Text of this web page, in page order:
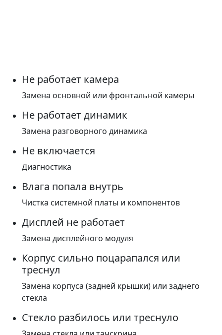
Не работает камера
Замена основной или фронтальной камеры
Не работает динамик
Замена разговорного динамика
Не включается
Диагностика
Влага попала внутрь
Чистка системной платы и компонентов
Дисплей не работает
Замена дисплейного модуля
Корпус сильно поцарапался или
треснул
Замена корпуса (задней крышки) или заднего
стекла
Стекло разбилось или треснуло